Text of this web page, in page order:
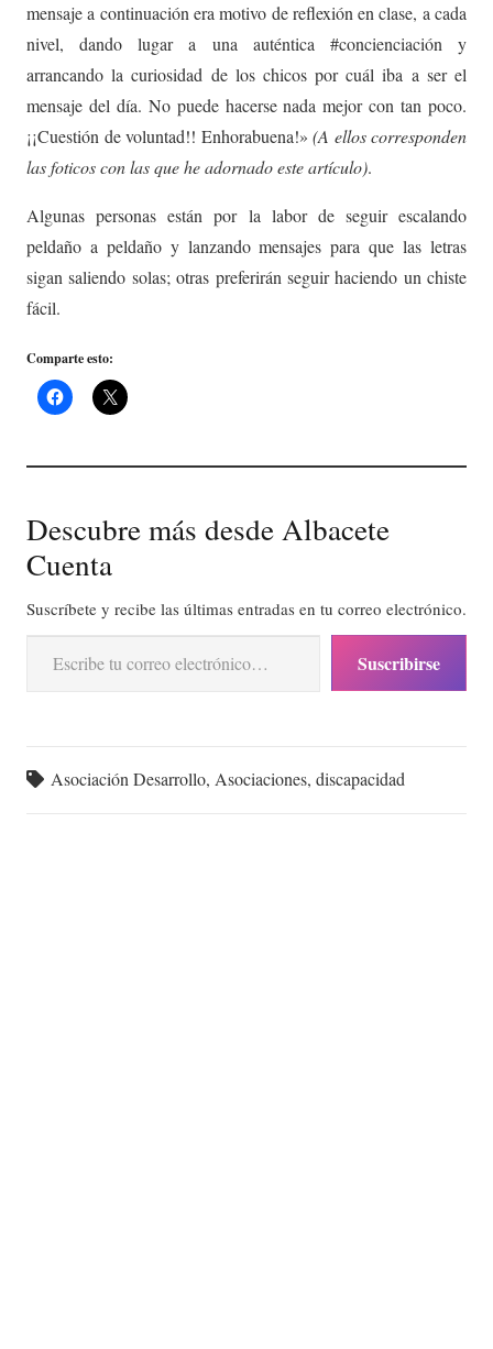
mensaje a continuación era motivo de reflexión en clase, a cada
nivel, dando lugar a una auténtica #concienciación y
arrancando la curiosidad de los chicos por cuál iba a ser el
mensaje del día. No puede hacerse nada mejor con tan poco.
¡¡Cuestión de voluntad!! Enhorabuena!» (A ellos corresponden
las foticos con las que he adornado este artículo).
Algunas personas están por la labor de seguir escalando
peldaño a peldaño y lanzando mensajes para que las letras
sigan saliendo solas; otras preferirán seguir haciendo un chiste
fácil.
Comparte esto:
Descubre más desde Albacete
Cuenta
Suscríbete y recibe las últimas entradas en tu correo electrónico.
Escribe tu correo electrónico…
Suscribirse
Asociación Desarrollo,Asociaciones,discapacidad